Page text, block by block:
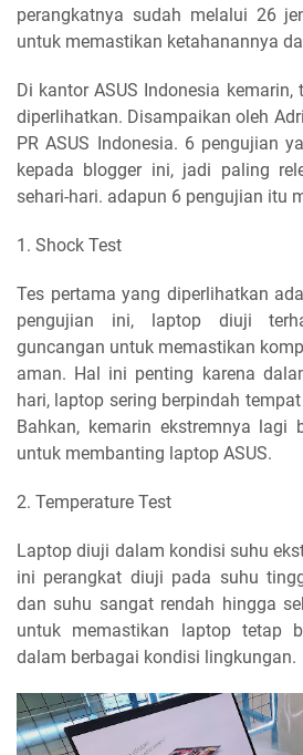
perangkatnya sudah melalui 26
untuk memastikan ketahanannya
Di kantor ASUS Indonesia
diperlihatkan. Disampaikan oleh
PR ASUS Indonesia. 6 pengujian
kepada blogger ini, jadi paling
sehari-hari. adapun 6 pengujian itu
1. Shock Test
Tes pertama yang diperlihatkan
pengujian ini, laptop diuji
guncangan untuk memastikan
aman. Hal ini penting karena
hari, laptop sering berpindah
Bahkan, kemarin ekstremnya lagi
untuk membanting laptop ASUS.
2. Temperature Test
Laptop diuji dalam kondisi suhu
ini perangkat diuji pada suhu
dan suhu sangat rendah hingga
untuk memastikan laptop tetap
dalam berbagai kondisi lingkungan.